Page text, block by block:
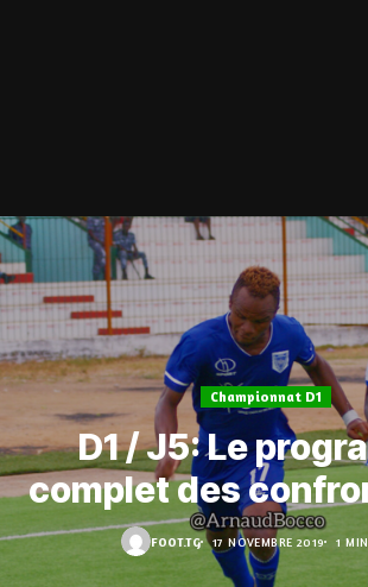
Championnat D1
D1 / J5: Le
complet des
FOOT.TG 17 NOVEMBRE 2019 1